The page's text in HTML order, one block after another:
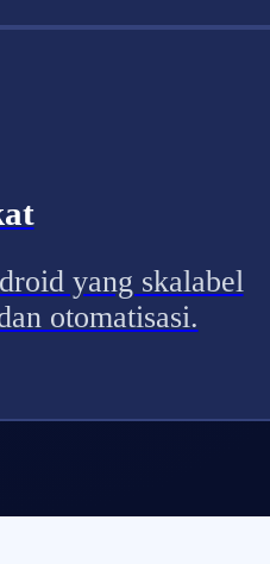
yang skalabel
otomatisasi.